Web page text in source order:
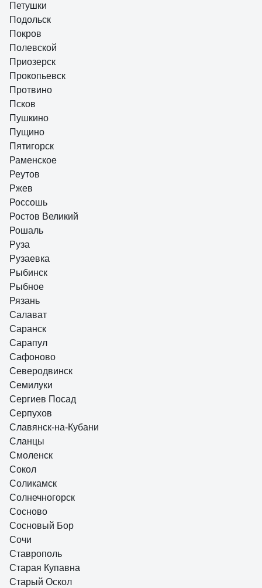
Петушки
Подольск
Покров
Полевской
Приозерск
Прокопьевск
Протвино
Псков
Пушкино
Пущино
Пятигорск
Раменское
Реутов
Ржев
Россошь
Ростов Великий
Рошаль
Руза
Рузаевка
Рыбинск
Рыбное
Рязань
Салават
Саранск
Сарапул
Сафоново
Северодвинск
Семилуки
Сергиев Посад
Серпухов
Славянск-на-Кубани
Сланцы
Смоленск
Сокол
Соликамск
Солнечногорск
Сосново
Сосновый Бор
Сочи
Ставрополь
Старая Купавна
Старый Оскол